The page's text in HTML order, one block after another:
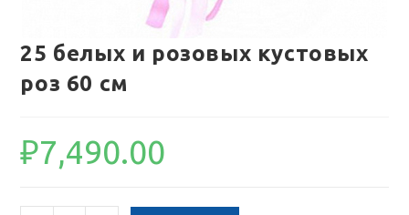
25 белых и розовых кустовых
роз 60 см
₽7,490.00